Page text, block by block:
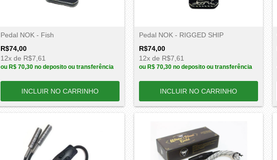
Pedal NOK - Fish
R$74,00
12x de R$7,61
ou R$ 70,30 no deposito ou transferência
Pedal NOK - RIGGED SHIP
R$74,00
12x de R$7,61
ou R$ 70,30 no deposito ou transferência